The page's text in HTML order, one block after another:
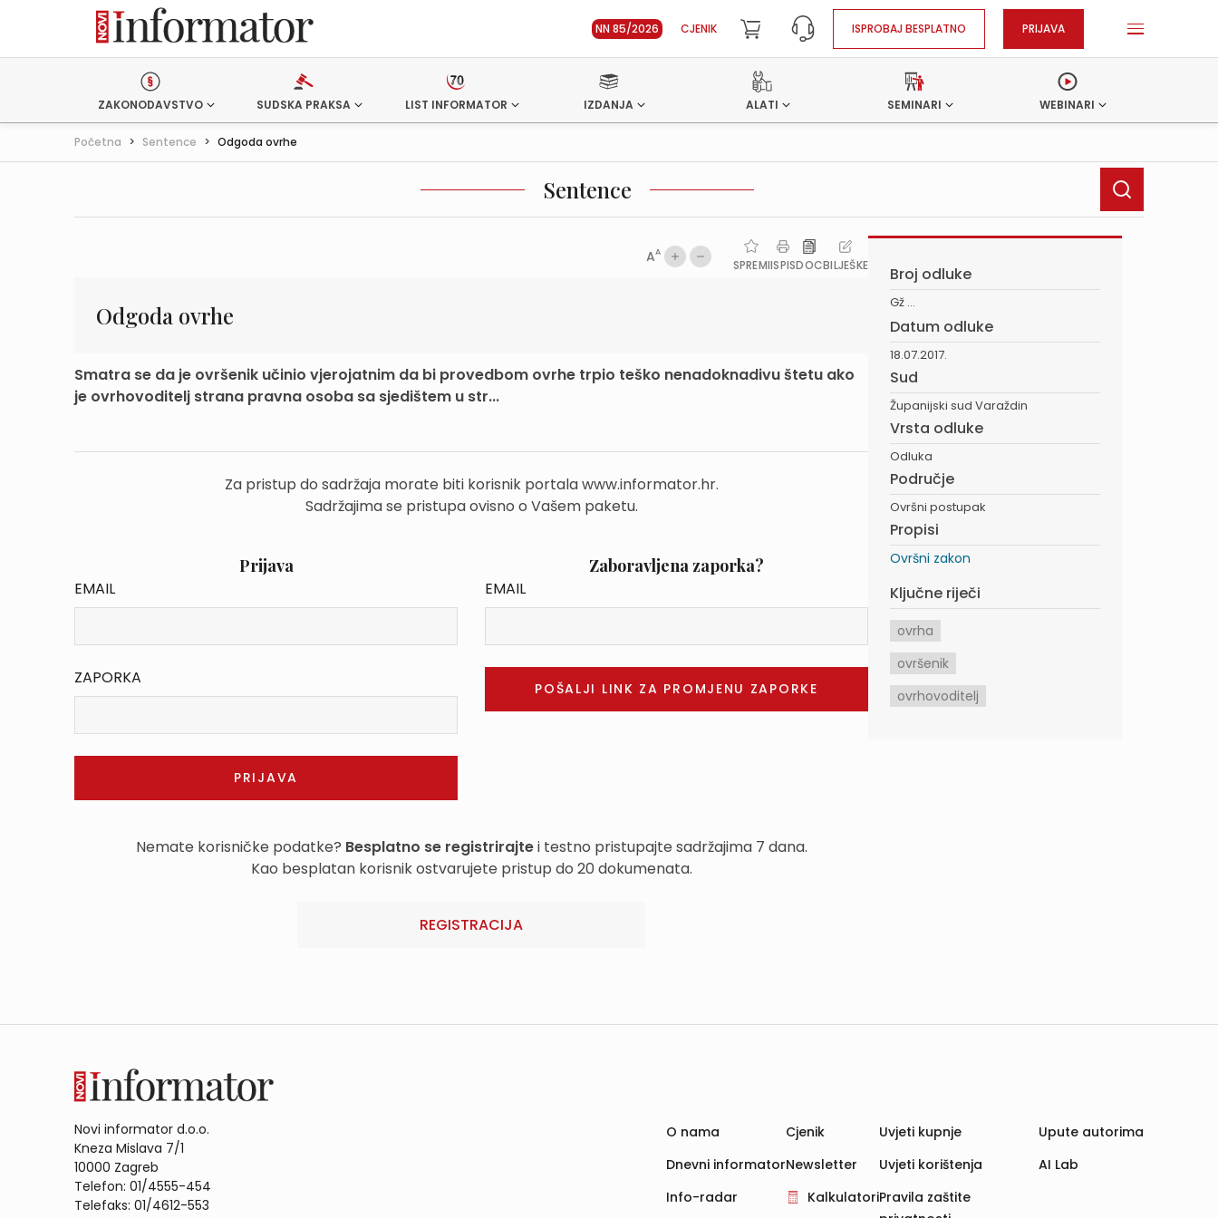
NN 85/2026 CJENIK ISPROBAJ BESPLATNO PRIJAVA
ZAKONODAVSTVO SUDSKA PRAKSA LIST INFORMATOR IZDANJA ALATI SEMINARI WEBINARI
Početna > Sentence > Odgoda ovrhe
Sentence
AA
SPREMIISPISDOCBILJEŠKE
Odgoda ovrhe
Smatra se da je ovršenik učinio vjerojatnim da bi provedbom ovrhe trpio teško nenadoknadivu štetu ako
je ovrhovoditelj strana pravna osoba sa sjedištem u str...
Za pristup do sadržaja morate biti korisnik portala www.informator.hr.
Sadržajima se pristupa ovisno o Vašem paketu.
Prijava
EMAIL
ZAPORKA
Zaboravljena zaporka?
EMAIL
Nemate korisničke podatke? Besplatno se registrirajtei testno pristupajte sadržajima 7 dana.
Kao besplatan korisnik ostvarujete pristup do 20 dokumenata.
REGISTRACIJA
Broj odluke
Gž ...
Datum odluke
18.07.2017.
Sud
Županijski sud Varaždin
Vrsta odluke
Odluka
Područje
Ovršni postupak
Propisi
Ovršni zakon
Ključne riječi
ovrha
ovršenik
ovrhovoditelj
Novi informator d.o.o.
Kneza Mislava 7/1
10000 Zagreb
Telefon: 01/4555-454
Telefaks: 01/4612-553
O nama
Dnevni informator
Info-radar
Cjenik
Newsletter
Kalkulatori
Uvjeti kupnje
Uvjeti korištenja
Pravila zaštite
Upute autorima
AI Lab